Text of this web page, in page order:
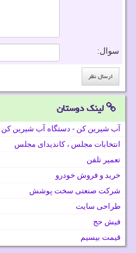
سوال:
لینک دوستان
آب شیرین کن - دستگاه آب شیرین کن
انتخابات مجلس ، کاندیدای مجلس
تعمیر تلفن
خرید و فروش خودرو
شرکت صنعتی سخت پوشش
طراحی سایت
فیش حج
قیمت بیسیم